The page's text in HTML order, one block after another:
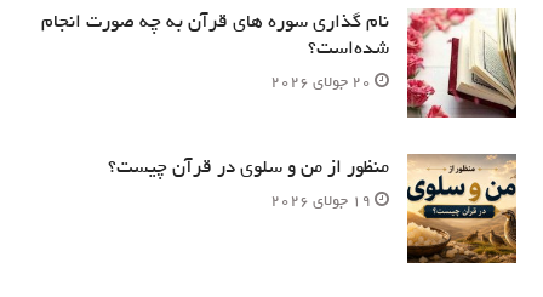
نام‌ گذاری سوره های قرآن به چه صورت انجام
شده‌است؟
20 جولای 2026
منظور از من و سلوی در قرآن چیست؟
19 جولای 2026